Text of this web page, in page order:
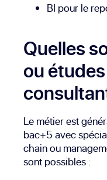
BI pour le
Quelles
ou
Le métier est
bac+5 avec
chain ou
sont possibles :